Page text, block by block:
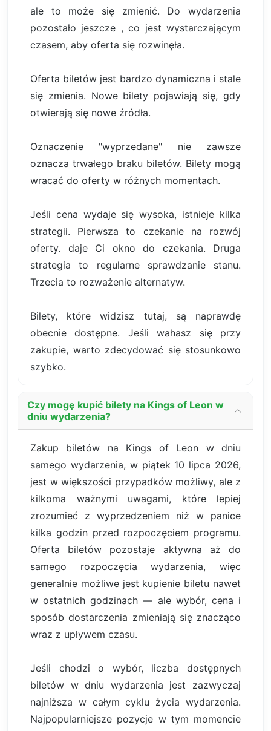
ale to może się zmienić. Do wydarzenia
pozostało jeszcze , co jest wystarczającym
czasem, aby oferta się rozwinęła.
Oferta biletów jest bardzo dynamiczna i stale
się zmienia. Nowe bilety pojawiają się, gdy
otwierają się nowe źródła.
Oznaczenie "wyprzedane" nie zawsze
oznacza trwałego braku biletów. Bilety mogą
wracać do oferty w różnych momentach.
Jeśli cena wydaje się wysoka, istnieje kilka
strategii. Pierwsza to czekanie na rozwój
oferty. daje Ci okno do czekania. Druga
strategia to regularne sprawdzanie stanu.
Trzecia to rozważenie alternatyw.
Bilety, które widzisz tutaj, są naprawdę
obecnie dostępne. Jeśli wahasz się przy
zakupie, warto zdecydować się stosunkowo
szybko.
Czy mogę kupić bilety na Kings of Leon w
dniu wydarzenia?
Zakup biletów na Kings of Leon w dniu
samego wydarzenia, w piątek 10 lipca 2026,
jest w większości przypadków możliwy, ale z
kilkoma ważnymi uwagami, które lepiej
zrozumieć z wyprzedzeniem niż w panice
kilka godzin przed rozpoczęciem programu.
Oferta biletów pozostaje aktywna aż do
samego rozpoczęcia wydarzenia, więc
generalnie możliwe jest kupienie biletu nawet
w ostatnich godzinach — ale wybór, cena i
sposób dostarczenia zmieniają się znacząco
wraz z upływem czasu.
Jeśli chodzi o wybór, liczba dostępnych
biletów w dniu wydarzenia jest zazwyczaj
najniższa w całym cyklu życia wydarzenia.
Najpopularniejsze pozycje w tym momencie